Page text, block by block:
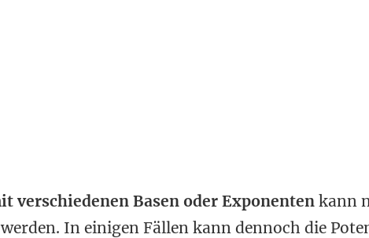
verschiedenen Basen oder Exponenten kann
In einigen Fällen kann dennoch die